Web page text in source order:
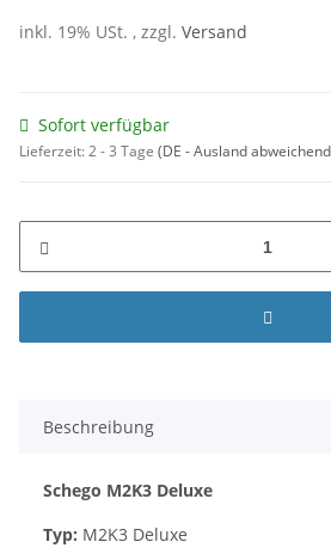
inkl. 19% USt. , zzgl. Versand
Sofort verfügbar
Lieferzeit:2 - 3 Tage (DE - Ausland
Beschreibung
Schego M2K3 Deluxe
Typ: M2K3 Deluxe